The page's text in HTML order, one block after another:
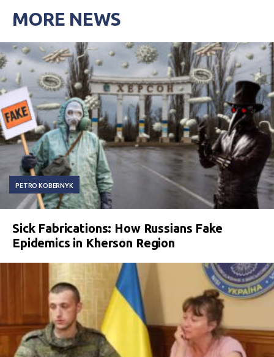
MORE NEWS
PETRO KOBERNYK
Sick Fabrications: How Russians Fake
Epidemics in Kherson Region